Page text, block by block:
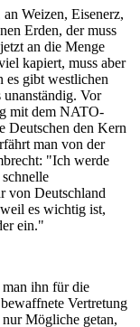
Weizen, Eisenerz,
Erden, der muss
an die Menge
kapiert, muss aber
es gibt westlichen
Vor
mit dem NATO-
Deutschen den Kern
man von der
"Ich werde
von Deutschland
es wichtig ist,
ein."
ihn für die
Vertretung
Mögliche getan,